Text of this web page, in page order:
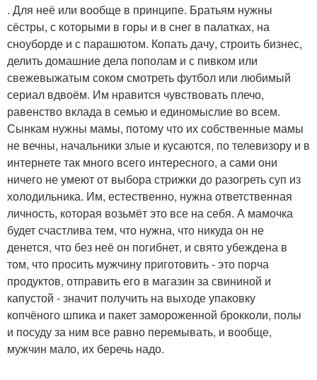
. Для неё или вообще в принципе. Братьям нужны
сёстры, с которыми в горы и в снег в палатках, на
сноуборде и с парашютом. Копать дачу, строить бизнес,
делить домашние дела пополам и с пивком или
свежевыжатым соком смотреть футбол или любимый
сериал вдвоём. Им нравится чувствовать плечо,
равенство вклада в семью и единомыслие во всем.
Сынкам нужны мамы, потому что их собственные мамы
не вечны, начальники злые и кусаются, по телевизору и в
интернете так много всего интересного, а сами они
ничего не умеют от выбора стрижки до разогреть суп из
холодильника. Им, естественно, нужна ответственная
личность, которая возьмёт это все на себя. А мамочка
будет счастлива тем, что нужна, что никуда он не
денется, что без неё он погибнет, и свято убеждена в
том, что просить мужчину приготовить - это порча
продуктов, отправить его в магазин за свининой и
капустой - значит получить на выходе упаковку
копчёного шпика и пакет замороженной брокколи, полы
и посуду за ним все равно перемывать, и вообще,
мужчин мало, их беречь надо.